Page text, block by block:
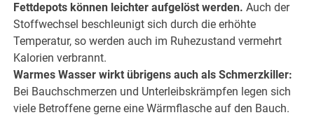
Fettdepots können leichter aufgelöst werden. Auch der
Stoffwechsel beschleunigt sich durch die erhöhte
Temperatur, so werden auch im Ruhezustand vermehrt
Kalorien verbrannt.
Warmes Wasser wirkt übrigens auch als Schmerzkiller:
Bei Bauchschmerzen und Unterleibskrämpfen legen sich
viele Betroffene gerne eine Wärmflasche auf den Bauch.